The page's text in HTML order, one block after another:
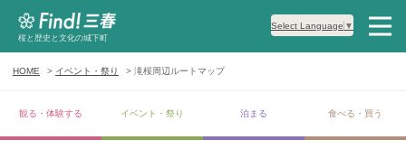
桜と歴史と文化の城下町
Select Language ▼
HOME イベント・祭り 滝桜周辺ルートマップ
観る・体験する イベント・祭り 泊まる 食べる・買う